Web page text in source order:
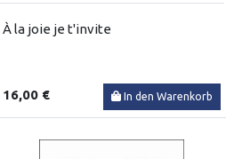
À la joie je t'invite
16,00 € In den Warenkorb